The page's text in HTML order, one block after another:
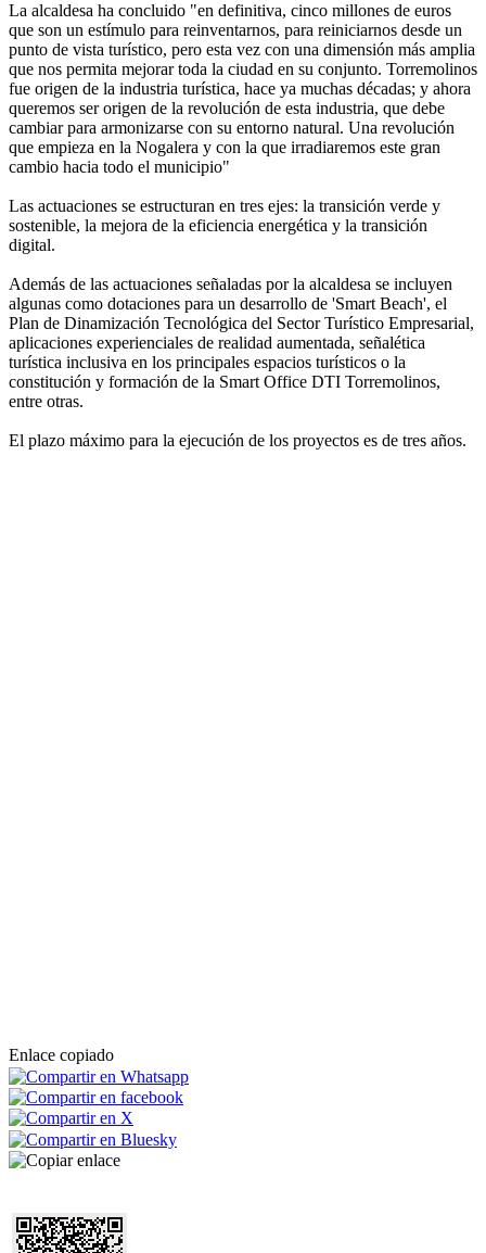
La alcaldesa ha concluido "en definitiva, cinco millones de euros
que son un estímulo para reinventarnos, para reiniciarnos desde un
punto de vista turístico, pero esta vez con una dimensión más amplia
que nos permita mejorar toda la ciudad en su conjunto. Torremolinos
fue origen de la industria turística, hace ya muchas décadas; y ahora
queremos ser origen de la revolución de esta industria, que debe
cambiar para armonizarse con su entorno natural. Una revolución
que empieza en la Nogalera y con la que irradiaremos este gran
cambio hacia todo el municipio"
Las actuaciones se estructuran en tres ejes: la transición verde y
sostenible, la mejora de la eficiencia energética y la transición
digital.
Además de las actuaciones señaladas por la alcaldesa se incluyen
algunas como dotaciones para un desarrollo de 'Smart Beach', el
Plan de Dinamización Tecnológica del Sector Turístico Empresarial,
aplicaciones experienciales de realidad aumentada, señalética
turística inclusiva en los principales espacios turísticos o la
constitución y formación de la Smart Office DTI Torremolinos,
entre otras.
El plazo máximo para la ejecución de los proyectos es de tres años.
Enlace copiado